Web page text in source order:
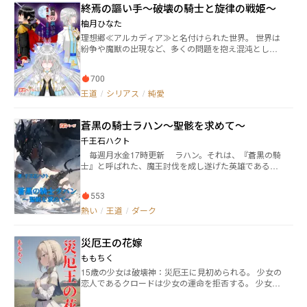
れ、中堅の騎士たちを寄せ集める事になる。 わずか７
人の……ただの騎士の集団に過ぎなかった。 神剣を集
める戦いの中、光の神バルドルの転生した赤子を守る
戦いに巻き込まれる７国の騎士。 その戦いの中で２人
になってしまった７国の騎士は、女神フレイヤに導か
望…… そして……舞台は、現代日本へ 平凡な大学生・
航太の日常は義弟一真の願いと、幼なじみの神藤姉妹
の神社に秘められた神剣によって一変する。 そこに
込んできたのは、死と叫びが渦巻く戦場だった。 仲間
を守りたい一心で剣を握った航太。 血まみれの戦いを
重ねるうちに、心が叫ぶ！ 「俺は何のために戦ってい
るんだ？」 その答えを求める中、主人公の先祖を救っ
た英雄達を過去に救った女性が囚われている事を知
再び剣を握る覚悟を決める航太。 そんな時、医療班に
身を寄せる一真の衝撃的な秘密が明らかになる。 それ
は神々の争いの核心に迫る一真の過去と、逃れられな
界と現実の狭間で戦い続ける。 光の神が転生した理由
は？ 敵として立ち塞がるロキの闇に隠された真実は？
戦いの中にある真実を求めて、冒険の扉が開かれる！
終焉の謳い手～破壊の騎士と旋律の戦姫～
柚月ひなた
理想郷≪アルカディア≫と名付けられた世界。 世界は
紛争や魔獣の出現など、多くの問題を抱え混沌として
跡を体現する詠唱士≪コラール≫。過去にルーカスを
絶望から救った恩人だ。 だが、再会したイリアは記憶
名に懸けて誓おう。君を助け、君の力になると——」
と、騎士の誓いを贈り奮い立つ。 かくして、ルーカス
とイリアは仲間達と共に様々な問題と陰謀に立ち向か
って行くが、やがて逃れ得ぬ宿命を知り、選択を迫ら
れる。 何を救う為、何を犠牲にするのか——。 これは
でスイートなバトルロマンスファンタジー、開幕。
700
王道 / シリアス / 純愛
蒼黒の騎士ラハン～聖骸を求めて～
千王石ハクト
毎週月水金17時更新 ラハン。それは、『蒼黒の騎
士』と呼ばれた、魔王討伐を成し遂げた英雄である。
は、魔王の封印を強化するため、勇者の遺体──聖骸
を集めることだった。だが、その裏には魔王を目覚め
これは、ラハンが英雄と呼ばれるまでの物語であ
る。
553
熱い / 王道 / ダーク
災厄王の花嫁
ももちく
15歳の少女は破壊神：災厄王に見初められる。 少女の
恋人であるクロードは少女の運命を拒否する。 少女の